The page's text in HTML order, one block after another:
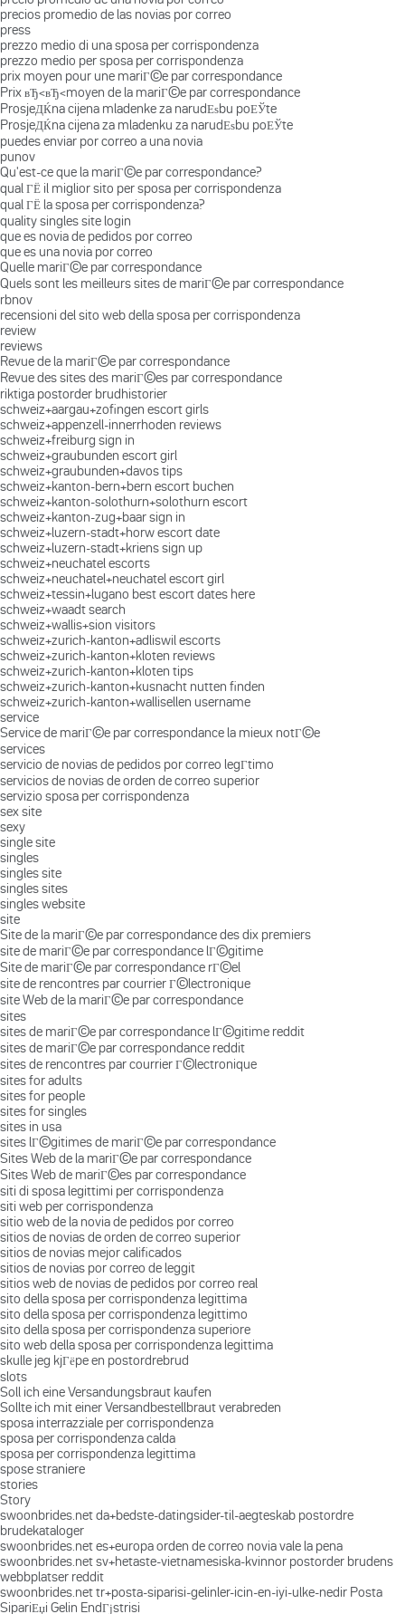
precios promedio de las novias por correo
press
prezzo medio di una sposa per corrispondenza
prezzo medio per sposa per corrispondenza
prix moyen pour une mariГ©e par correspondance
Prix вЂ‹вЂ‹moyen de la mariГ©e par correspondance
ProsjeДЌna cijena mladenke za narudЕѕbu poЕЎte
ProsjeДЌna cijena za mladenku za narudЕѕbu poЕЎte
puedes enviar por correo a una novia
punov
Qu'est-ce que la mariГ©e par correspondance?
qual ГЁ il miglior sito per sposa per corrispondenza
qual ГЁ la sposa per corrispondenza?
quality singles site login
que es novia de pedidos por correo
que es una novia por correo
Quelle mariГ©e par correspondance
Quels sont les meilleurs sites de mariГ©e par correspondance
rbnov
recensioni del sito web della sposa per corrispondenza
review
reviews
Revue de la mariГ©e par correspondance
Revue des sites des mariГ©es par correspondance
riktiga postorder brudhistorier
schweiz+aargau+zofingen escort girls
schweiz+appenzell-innerrhoden reviews
schweiz+freiburg sign in
schweiz+graubunden escort girl
schweiz+graubunden+davos tips
schweiz+kanton-bern+bern escort buchen
schweiz+kanton-solothurn+solothurn escort
schweiz+kanton-zug+baar sign in
schweiz+luzern-stadt+horw escort date
schweiz+luzern-stadt+kriens sign up
schweiz+neuchatel escorts
schweiz+neuchatel+neuchatel escort girl
schweiz+tessin+lugano best escort dates here
schweiz+waadt search
schweiz+wallis+sion visitors
schweiz+zurich-kanton+adliswil escorts
schweiz+zurich-kanton+kloten reviews
schweiz+zurich-kanton+kloten tips
schweiz+zurich-kanton+kusnacht nutten finden
schweiz+zurich-kanton+wallisellen username
service
Service de mariГ©e par correspondance la mieux notГ©e
services
servicio de novias de pedidos por correo legГ­timo
servicios de novias de orden de correo superior
servizio sposa per corrispondenza
sex site
sexy
single site
singles
singles site
singles sites
singles website
site
Site de la mariГ©e par correspondance des dix premiers
site de mariГ©e par correspondance lГ©gitime
Site de mariГ©e par correspondance rГ©el
site de rencontres par courrier Г©lectronique
site Web de la mariГ©e par correspondance
sites
sites de mariГ©e par correspondance lГ©gitime reddit
sites de mariГ©e par correspondance reddit
sites de rencontres par courrier Г©lectronique
sites for adults
sites for people
sites for singles
sites in usa
sites lГ©gitimes de mariГ©e par correspondance
Sites Web de la mariГ©e par correspondance
Sites Web de mariГ©es par correspondance
siti di sposa legittimi per corrispondenza
siti web per corrispondenza
sitio web de la novia de pedidos por correo
sitios de novias de orden de correo superior
sitios de novias mejor calificados
sitios de novias por correo de leggit
sitios web de novias de pedidos por correo real
sito della sposa per corrispondenza legittima
sito della sposa per corrispondenza legittimo
sito della sposa per corrispondenza superiore
sito web della sposa per corrispondenza legittima
skulle jeg kjГёpe en postordrebrud
slots
Soll ich eine Versandungsbraut kaufen
Sollte ich mit einer Versandbestellbraut verabreden
sposa interrazziale per corrispondenza
sposa per corrispondenza calda
sposa per corrispondenza legittima
spose straniere
stories
Story
swoonbrides.net da+bedste-datingsider-til-aegteskab postordre
brudekataloger
swoonbrides.net es+europa orden de correo novia vale la pena
swoonbrides.net sv+hetaste-vietnamesiska-kvinnor postorder brudens
webbplatser reddit
swoonbrides.net tr+posta-siparisi-gelinler-icin-en-iyi-ulke-nedir Posta
SipariЕџi Gelin EndГјstrisi